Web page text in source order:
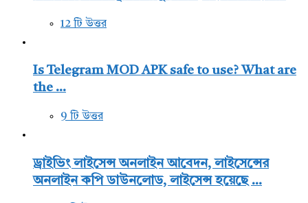
12 টি উত্তর
Is Telegram MOD APK safe to use? What are
the ...
9 টি উত্তর
ড্রাইভিং লাইসেন্স অনলাইন আবেদন, লাইসেন্সের
অনলাইন কপি ডাউনলোড, লাইসেন্স হয়েছে ...